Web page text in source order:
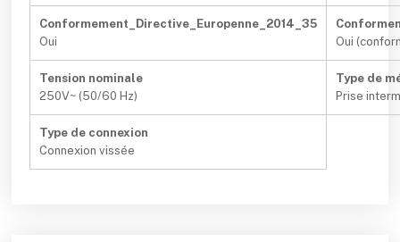
Conformement_Directive_Europenne_2014_35
Oui
Oui
Tension nominale
250V~ (50/60 Hz)
Type de
Prise
Type de connexion
Connexion vissée